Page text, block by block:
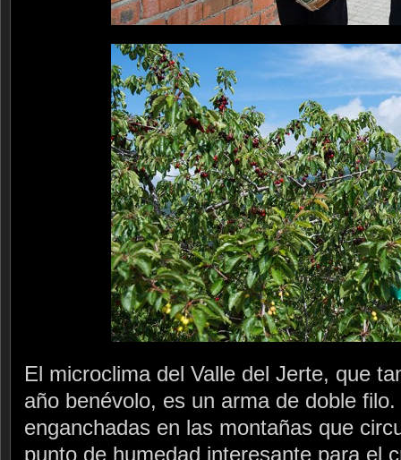
El microclima del Valle del Jerte, que
año benévolo, es un arma de doble
enganchadas en las montañas que
punto de humedad interesante para el